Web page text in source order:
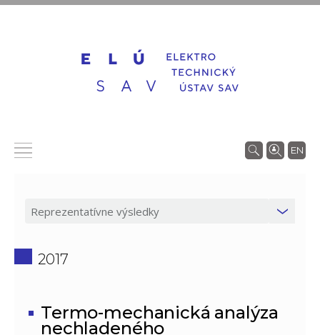
EN
2017
Termo-mechanická analýza
nechladeného